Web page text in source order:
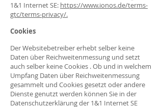
1&1 Internet SE: https://www.ionos.de/terms-
gtc/terms-privacy/.
Cookies
Der Websitebetreiber erhebt selber keine
Daten über Reichweitenmessung und setzt
auch selber keine Cookies . Ob und in welchem
Umpfang Daten über Reichweitenmessung
gesammelt und Cookies gesetzt oder andere
Dienste genutzt werden können Sie in der
Datenschutzerklärung der 1&1 Internet SE